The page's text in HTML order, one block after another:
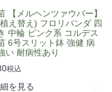
【メルヘンツァウバー】
え替え) フロリバンダ 四
中輪 ピンク系 コルデス
6号スリット鉢 強健 病
い 耐病性あり
税込
を見る